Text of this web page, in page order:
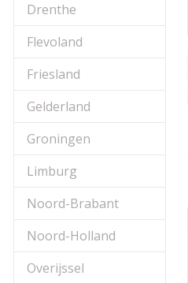
Drenthe
Flevoland
Friesland
Gelderland
Groningen
Limburg
Noord-Brabant
Noord-Holland
Overijssel